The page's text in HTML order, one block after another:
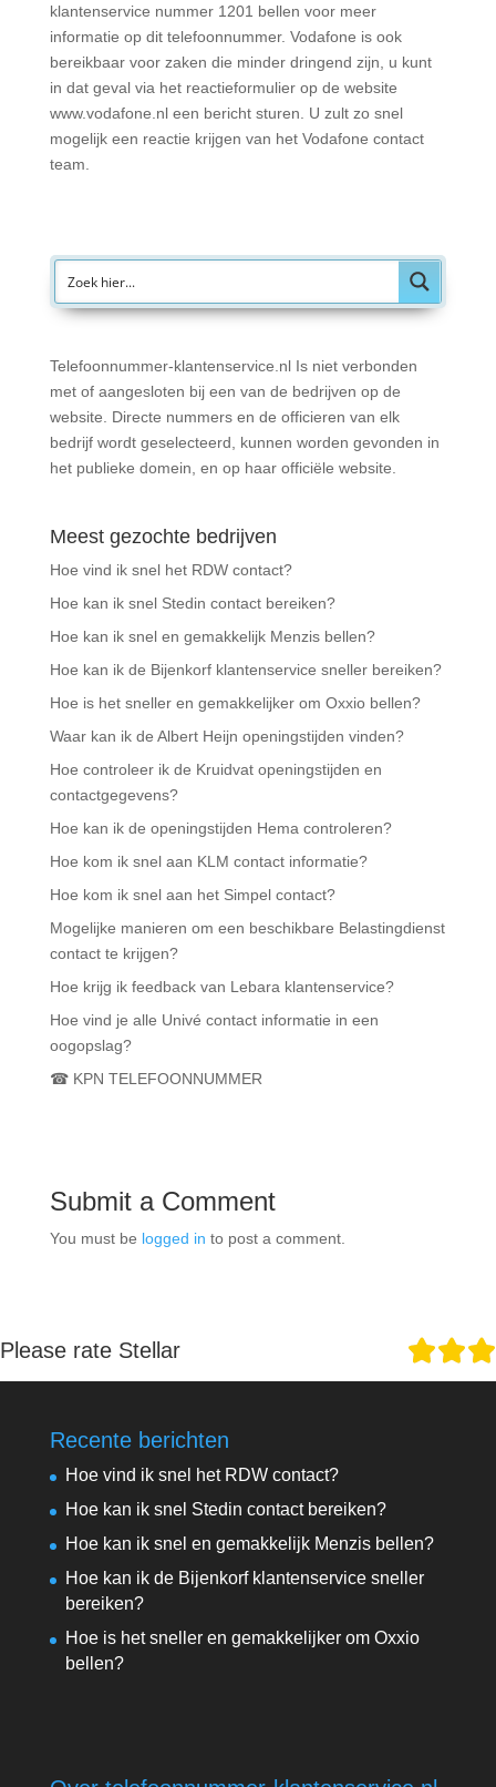
klantenservice nummer 1201 bellen voor meer
informatie op dit telefoonnummer. Vodafone is ook
bereikbaar voor zaken die minder dringend zijn, u kunt
in dat geval via het reactieformulier op de website
www.vodafone.nleen bericht sturen. U zult zo snel
mogelijk een reactie krijgen van het Vodafone contact
team.
Telefoonnummer-klantenservice.nl Is niet verbonden
met of aangesloten bij een van de bedrijven op de
website. Directe nummers en de officieren van elk
bedrijf wordt geselecteerd, kunnen worden gevonden in
het publieke domein, en op haar officiële website.
Meest gezochte bedrijven
Hoe vind ik snel het RDW contact?
Hoe kan ik snel Stedin contact bereiken?
Hoe kan ik snel en gemakkelijk Menzis bellen?
Hoe kan ik de Bijenkorf klantenservice sneller bereiken?
Hoe is het sneller en gemakkelijker om Oxxio bellen?
Waar kan ik de Albert Heijn openingstijden vinden?
Hoe controleer ik de Kruidvat openingstijden en
contactgegevens?
Hoe kan ik de openingstijden Hema controleren?
Hoe kom ik snel aan KLM contact informatie?
Hoe kom ik snel aan het Simpel contact?
Mogelijke manieren om een beschikbare Belastingdienst
contact te krijgen?
Hoe krijg ik feedback van Lebara klantenservice?
Hoe vind je alle Univé contact informatie in een
oogopslag?
☎ KPN TELEFOONNUMMER
Submit a Comment
You must be logged in to post a comment.
Please rate Stellar
Recente berichten
Hoe vind ik snel het RDW contact?
Hoe kan ik snel Stedin contact bereiken?
Hoe kan ik snel en gemakkelijk Menzis bellen?
Hoe kan ik de Bijenkorf klantenservice sneller
bereiken?
Hoe is het sneller en gemakkelijker om Oxxio
bellen?